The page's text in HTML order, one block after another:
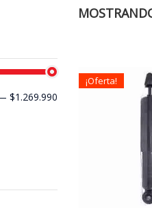
$1.269.990
¡Oferta!